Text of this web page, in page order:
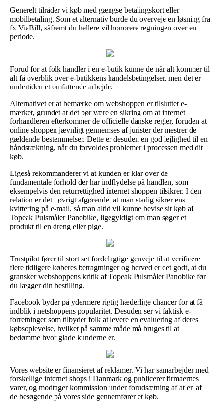
Generelt tilråder vi køb med gængse betalingskort eller
mobilbetaling. Som et alternativ burde du overveje en løsning fra
fx ViaBill, såfremt du hellere vil honorere regningen over en
periode.
Forud for at folk handler i en e-butik kunne de når alt kommer til
alt få overblik over e-butikkens handelsbetingelser, men det er
undertiden et omfattende arbejde.
Alternativet er at bemærke om webshoppen er tilsluttet e-
mærket, grundet at det bør være en sikring om at internet
forhandleren efterkommer de officielle danske regler, foruden at
online shoppen jævnligt gennemses af jurister der mestrer de
gældende bestemmelser. Dette er desuden en god lejlighed til en
håndsrækning, når du forvoldes problemer i processen med dit
køb.
Ligeså rekommanderer vi at kunden er klar over de
fundamentale forhold der har indflydelse på handlen, som
eksempelvis den returrettighed internet shoppen tilsikrer. I den
relation er det i øvrigt afgørende, at man stadig sikrer ens
kvittering på e-mail, så man altid vil kunne bevise sit køb af
Topeak Pulsmåler Panobike, ligegyldigt om man søger et
produkt til en dreng eller pige.
Trustpilot fører til stort set fordelagtige genveje til at verificere
flere tidligere køberes betragtninger og herved er det godt, at du
gransker webshoppens kritik af Topeak Pulsmåler Panobike før
du lægger din bestilling.
Facebook byder på ydermere rigtig hæderlige chancer for at få
indblik i netshoppens popularitet. Desuden ser vi faktisk e-
forretninger som tilbyder folk at levere en evaluering af deres
købsoplevelse, hvilket på samme måde må bruges til at
bedømme hvor glade kunderne er.
Vores website er finansieret af reklamer. Vi har samarbejder med
forskellige internet shops i Danmark og publicerer firmaernes
varer, og modtager kommission under forudsætning af at en af
de besøgende på vores side gennemfører et køb.